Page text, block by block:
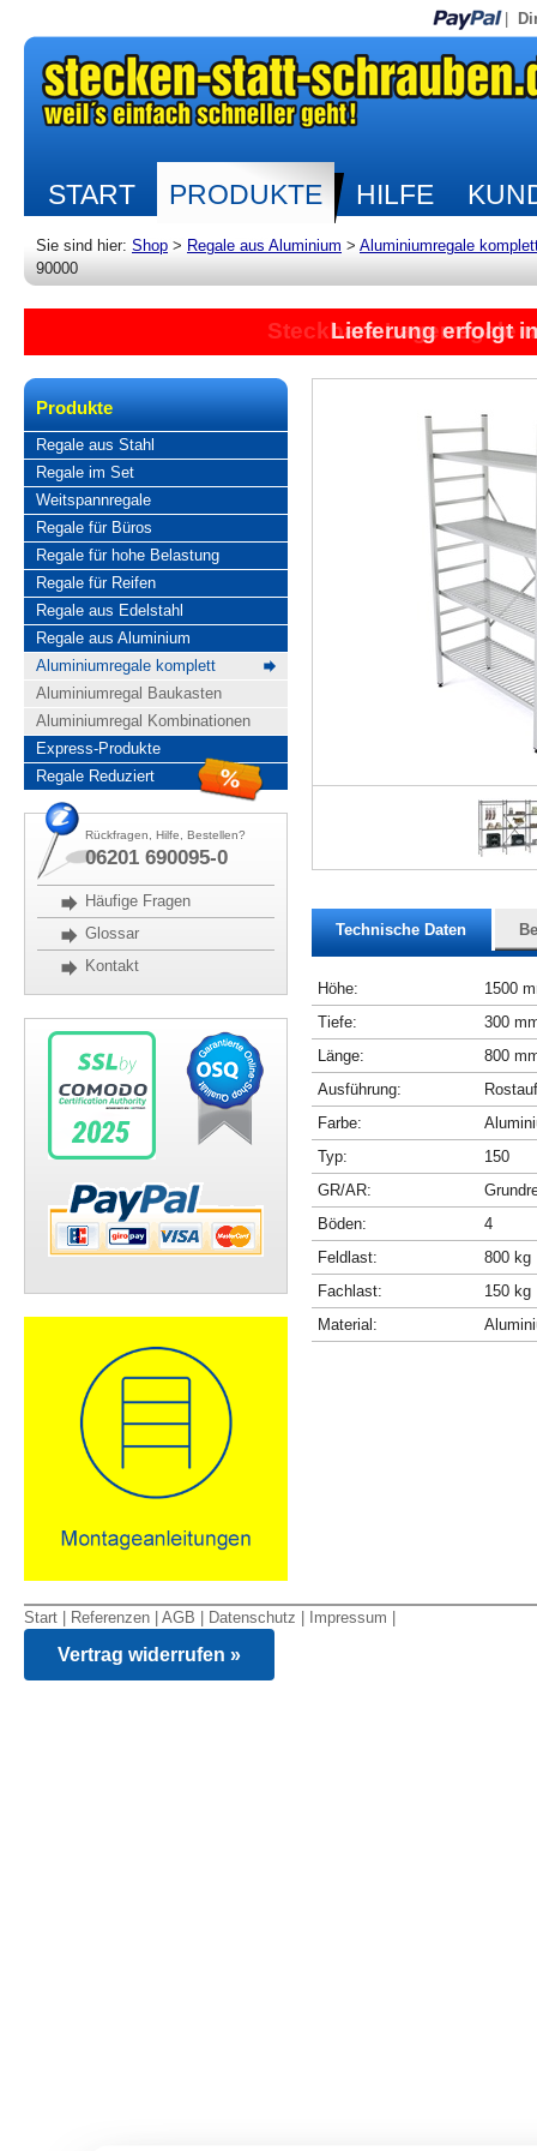
START PRODUKTE HILFE
Sie sind hier: Shop > Regale aus Aluminium > Aluminiumregale
90000
Lieferung erfolgt
Produkte
Regale aus Stahl
Regale im Set
Weitspannregale
Regale für Büros
Regale für hohe Belastung
Regale für Reifen
Regale aus Edelstahl
Regale aus Aluminium
Aluminiumregale komplett
Aluminiumregal Baukasten
Aluminiumregal Kombinationen
Express-Produkte
Regale Reduziert
Rückfragen, Hilfe, Bestellen?
06201 690095-0
Häufige Fragen
Glossar
Kontakt
Technische Daten
Höhe:
1500
Tiefe:
300
Länge:
800
Ausführung:
Farbe:
Typ:
150
GR/AR:
Böden:
4
Feldlast:
800 kg
Fachlast:
150 kg
Material:
Start Referenzen AGB Datenschutz Impressum
Vertrag widerrufen »